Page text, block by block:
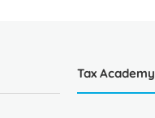
Tax Academy